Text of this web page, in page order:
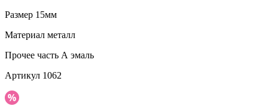
Размер 15мм
Материал металл
Прочее часть А эмаль
Артикул 1062